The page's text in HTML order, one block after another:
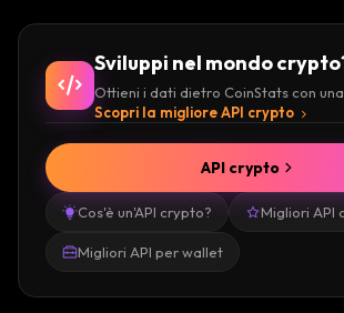
Sviluppi nel mondo
Ottieni i dati dietro CoinStats con una
Scopri la migliore API crypto
Cos'è un'API crypto? Migliori API
Migliori API per wallet
API crypto